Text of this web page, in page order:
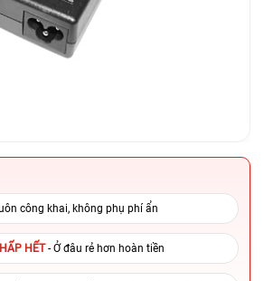
công khai, không phụ phí ẩn
HẾT- Ở đâu rẻ hơn hoàn tiền